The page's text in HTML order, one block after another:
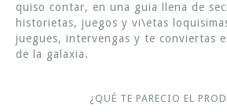
quiso contar, en una guia llena de
historietas, juegos y vi\etas
juegues, intervengas y te conviertas
de la galaxia.
¿QUÉ TE PARECIO EL